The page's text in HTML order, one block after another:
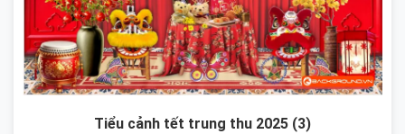
Tiểu cảnh tết trung thu 2025 (3)